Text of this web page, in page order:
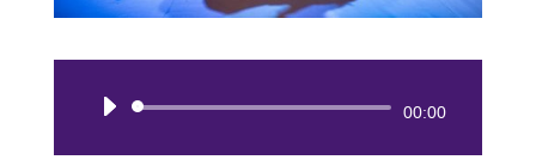
Reproductor
00:00